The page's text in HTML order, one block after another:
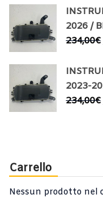
2026 /
234,00€
2023-
234,00€
Carrello
Nessun prodotto nel